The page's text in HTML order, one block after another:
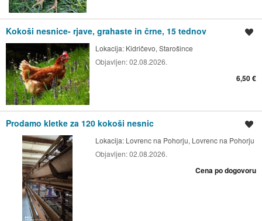
Kokoši nesnice- rjave, grahaste in črne, 15 tednov
Lokacija: Kidričevo, Starošince
Objavljen:02.08.2026.
6,50 €
Prodamo kletke za 120 kokoši nesnic
Lokacija: Lovrenc na Pohorju, Lovrenc na Pohorju
Objavljen:02.08.2026.
Cena po dogovoru